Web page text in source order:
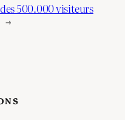
500.000 visiteurs
→